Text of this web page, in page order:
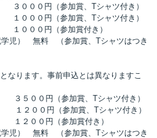
０円（参加賞、Tシャツ付き）
（参加賞、Tシャツ付き）
（参加賞付き）
） 無料 （参加賞、Tシャツはつき
ます。事前申込とは異なりますこ
（参加賞、Tシャツ付き）
（参加賞、Tシャツ付き）
（参加賞付き）
） 無料 （参加賞、Tシャツはつき